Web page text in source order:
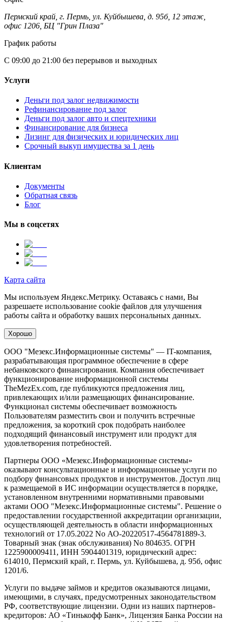
Пермский край, г. Пермь, ул. Куйбышева, д. 95б, 12 этаж,
офис 1206, БЦ "Грин Плаза"
График работы
С 09:00 до 21:00 без перерывов и выходных
Услуги
Деньги под залог недвижимости
Рефинансирование под залог
Деньги под залог авто и спецтехники
Финансирование для бизнеса
Лизинг для физических и юридических лиц
Срочный выкуп имущества за 1 день
Клиентам
Документы
Обратная связь
Блог
Мы в соцсетях
Карта сайта
Мы используем Яндекс.Метрику. Оставаясь с нами, Вы
разрешаете использование cookie файлов для улучшения
работы сайта и обработку ваших персональных данных.
Хорошо
ООО "Мезекс.Информационные системы" — IT-компания,
разрабатывающая программное обеспечение в сфере
небанковского финансирования. Компания обеспечивает
функционирование информационной системы
TheMezEx.com, где публикуются предложения лиц,
привлекающих и/или размещающих финансирование.
Функционал системы обеспечивает возможность
Пользователям разместить свои и получить встречные
предложения, за короткий срок подобрать наиболее
подходящий финансовый инструмент или продукт для
удовлетворения потребностей.
Партнеры ООО «Мезекс.Информационные системы»
оказывают консультационные и информационные услуги по
подбору финансовых продуктов и инструментов. Доступ лиц
к размещаемой в ИС информации осуществляется в порядке,
установленном внутренними нормативными правовыми
актами ООО "Мезекс.Информационные системы". Решение о
предоставлении государственной аккредитации организации,
осуществляющей деятельность в области информационных
технологий от 17.05.2022 No АО-20220517-4564781889-3.
Товарный знак (знак обслуживания) No 804635. ОГРН
1225900009411, ИНН 5904401319, юридический адрес:
614010, Пермский край, г. Пермь, ул. Куйбышева, д. 95б, офис
1201/6.
Услуги по выдаче займов и кредитов оказываются лицами,
имеющими, в случаях, предусмотренных законодательством
РФ, соответствующие лицензии. Одни из наших партнеров-
кредиторов: АО «Тинькофф Банк», Лицензия Банка России на